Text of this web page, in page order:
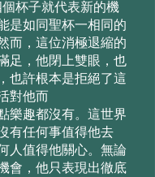
杯⼦就代表新的機
是如同聖杯⼀相同的
⽽，這位消極退縮的
⾜，他閉上雙眼，也
也許根本是拒絕了這
對他⽽
樂趣都沒有。這世界
有任何事值得他去
⼈值得他關⼼。無論
會，他只表現出徹底